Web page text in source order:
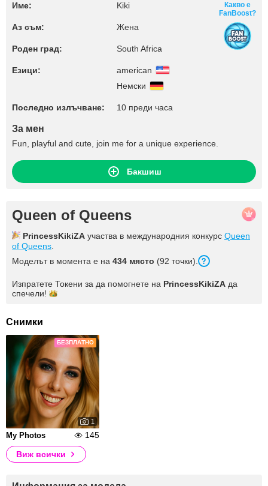
Име: Kiki
Аз съм: Жена
Роден град: South Africa
Езици:
american
Немски
Последно излъчване: 10 преди часа
Какво е
FanBoost?
За мен
Fun, playful and cute, join me for a unique experience.
Бакшиш
Queen of Queens
PrincessKikiZA участва в международния конкурс Queen
of Queens
Моделът в момента е на 434 място (92 точки).
Изпратете Токени за да помогнете на PrincessKikiZA да
спечели!
Снимки
БЕЗПЛАТНО
1
My Photos
145
Виж всички